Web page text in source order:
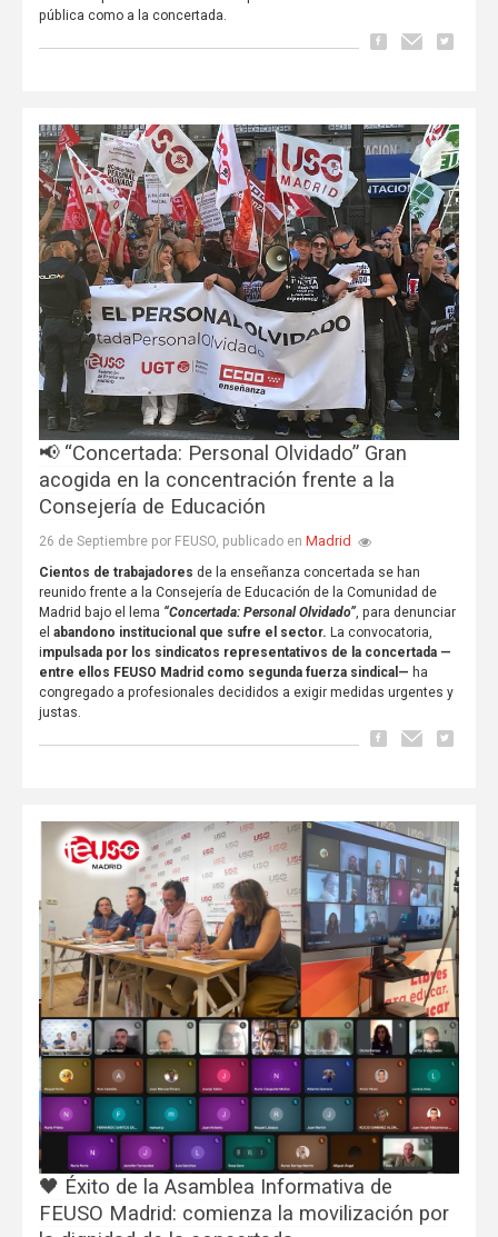
pública como a la concertada.
📢 “Concertada: Personal Olvidado” Gran
acogida en la concentración frente a la
Consejería de Educación
26 de Septiembre por FEUSO, publicado en Madrid
Cientos de trabajadores de la enseñanza concertada se han
reunido frente a la Consejería de Educación de la Comunidad de
Madrid bajo el lema “Concertada: Personal Olvidado”, para denunciar
el abandono institucional que sufre el sector. La convocatoria,
impulsada por los sindicatos representativos de la concertada —
entre ellos FEUSO Madrid como segunda fuerza sindical— ha
congregado a profesionales decididos a exigir medidas urgentes y
justas.
🖤 Éxito de la Asamblea Informativa de
FEUSO Madrid: comienza la movilización por